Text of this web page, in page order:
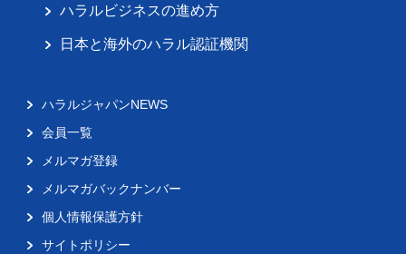
ハラルビジネスの進め方
日本と海外のハラル認証機関
ハラルジャパンNEWS
会員一覧
メルマガ登録
メルマガバックナンバー
個人情報保護方針
サイトポリシー